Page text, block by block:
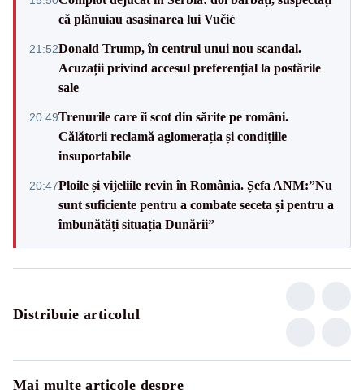
că plănuiau asasinarea lui Vučić
21:52Donald Trump, în centrul unui nou scandal.
Acuzații privind accesul preferențial la postările
sale
20:49Trenurile care îi scot din sărite pe români.
Călătorii reclamă aglomerația și condițiile
insuportabile
20:47Ploile și vijeliile revin în România. Șefa ANM:”Nu
sunt suficiente pentru a combate seceta și pentru a
îmbunătăți situația Dunării”
Distribuie articolul
Mai multe articole despre